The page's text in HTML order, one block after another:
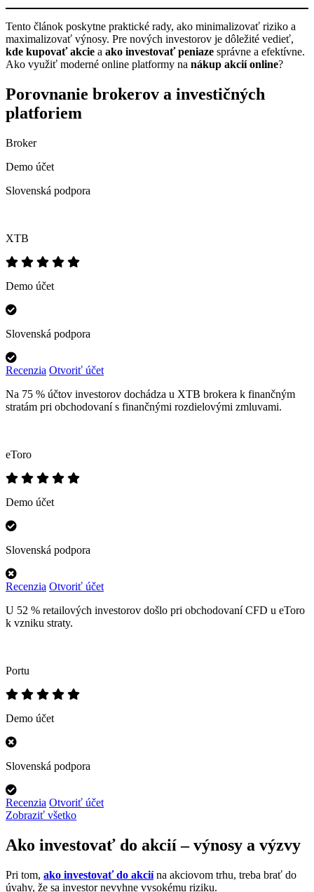
Tento článok poskytne praktické rady, ako minimalizovať riziko a
maximalizovať výnosy. Pre nových investorov je dôležité vedieť,
kde kupovať akcie a ako investovať peniaze správne a efektívne.
Ako využiť moderné online platformy na nákup akcií online?
Porovnanie brokerov a investičných
platforiem
Broker
Demo účet
Slovenská podpora
XTB
Demo účet
Slovenská podpora
Recenzia Otvoriť účet
Na 75 % účtov investorov dochádza u XTB brokera k finančným
stratám pri obchodovaní s finančnými rozdielovými zmluvami.
eToro
Demo účet
Slovenská podpora
Recenzia Otvoriť účet
U 52 % retailových investorov došlo pri obchodovaní CFD u eToro
k vzniku straty.
Portu
Demo účet
Slovenská podpora
Recenzia Otvoriť účet
Zobraziť všetko
Ako investovať do akcií – výnosy a výzvy
Pri tom, ako investovať do akciína akciovom trhu, treba brať do
úvahy, že sa investor nevyhne vysokému riziku.